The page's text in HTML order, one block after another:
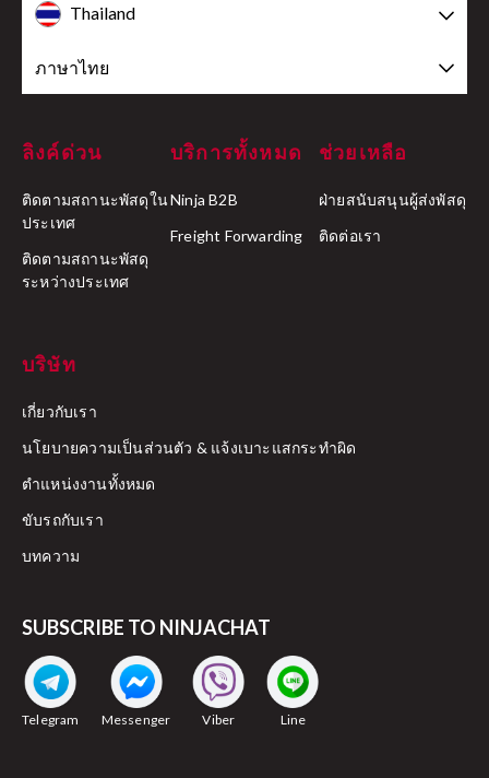
Thailand
ภาษาไทย
ลิงค์ด่วน
ติดตามสถานะพัสดุใน
ประเทศ
ติดตามสถานะพัสดุ
ระหว่างประเทศ
บริการทั้งหมด
Ninja B2B
Freight Forwarding
ช่วยเหลือ
ฝ่ายสนับสนุนผู้ส่งพัสดุ
ติดต่อเรา
บริษัท
เกี่ยวกับเรา
นโยบายความเป็นส่วนตัว & แจ้งเบาะแสกระทำผิด
ตำแหน่งงานทั้งหมด
ขับรถกับเรา
บทความ
SUBSCRIBE TO NINJACHAT
Telegram Messenger Viber Line